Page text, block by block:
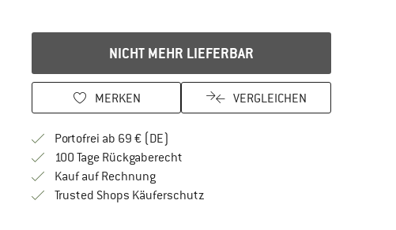
NICHT MEHR LIEFERBAR
MERKEN VERGLEICHEN
Portofrei ab 69 € (DE)
100 Tage RückgaberechtGehe hier zu den Rückgabe-Richtlinien
Kauf auf RechnungFinde die Zahlungs-Infos hier! Öffnet sich in
Trusted Shops KäuferschutzFinde alle Infos hier!